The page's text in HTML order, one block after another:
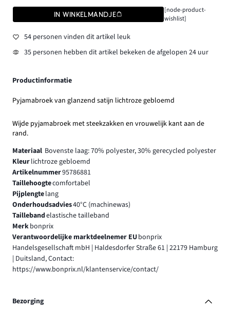
IN WINKELMANDJE
[node-product-
wishlist]
54 personen vinden dit artikel leuk
35 personen hebben dit artikel bekeken de afgelopen 24 uur
Productinformatie
Pyjamabroek van glanzend satijn lichtroze gebloemd
Wijde pyjamabroek met steekzakken en vrouwelijk kant aan de
rand.
Materiaal Bovenste laag: 70% polyester, 30% gerecycled polyester
Kleurlichtroze gebloemd
Artikelnummer95786881
Taillehoogtecomfortabel
Pijplengtelang
Onderhoudsadvies40°C (machinewas)
Taillebandelastische tailleband
Merkbonprix
Verantwoordelijke marktdeelnemer EUbonprix
Handelsgesellschaft mbH | Haldesdorfer Straße 61 | 22179 Hamburg
| Duitsland, Contact:
https://www.bonprix.nl/klantenservice/contact/
Bezorging